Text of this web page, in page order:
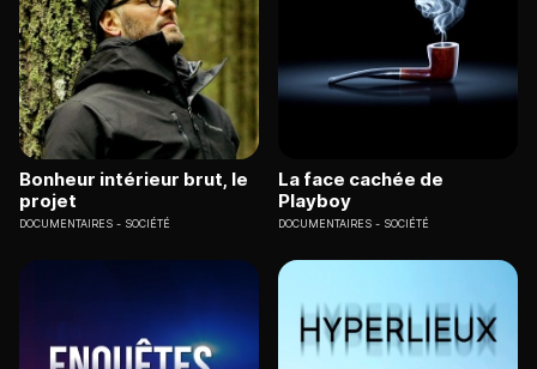
Bonheur intérieur brut, le
projet
DOCUMENTAIRES SOCIÉTÉ
La face cachée de
Playboy
DOCUMENTAIRES SOCIÉTÉ